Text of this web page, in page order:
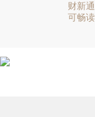
财新
可畅